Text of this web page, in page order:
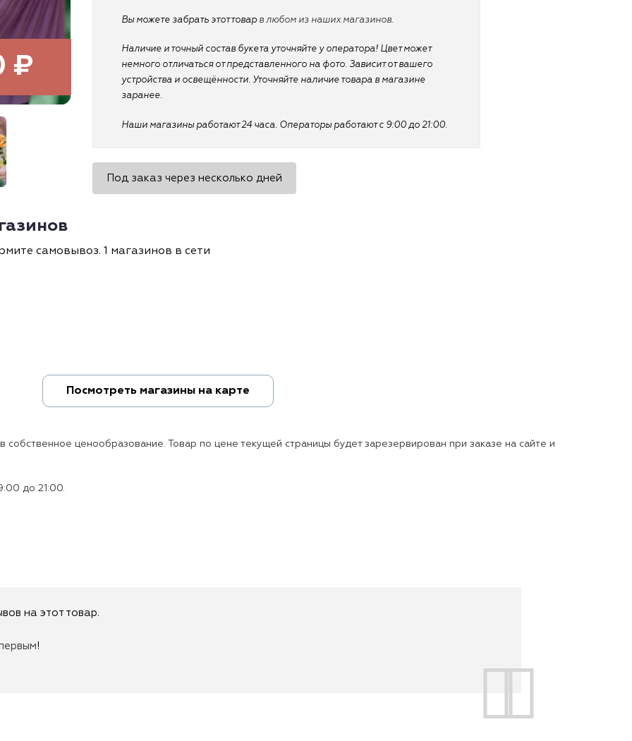
₽
Вы можете забрать этот товар в любом из наших магазинов.
Наличие и точный состав букета уточняйте у оператора! Цвет может
немного отличаться от представленного на фото. Зависит от вашего
устройства и освещённости. Уточняйте наличие товара в магазине
заранее.
Наши магазины работают 24 часа. Операторы работают с 9:00 до 21:00.
Под заказ через несколько дней
самовывоз. 1 магазинов в сети
Посмотреть магазины на карте
собственное ценообразование. Товар по цене текущей страницы будет зарезервирован при заказе на сайте и
до 21:00.
на этот товар.
!